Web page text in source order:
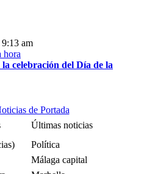
am
celebración del Día de la
de Portada
Últimas noticias
Política
Málaga capital